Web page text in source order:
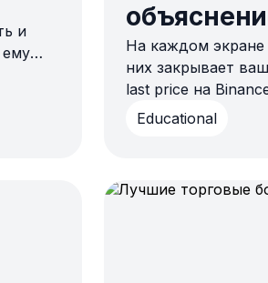
и
ему
На каждом
них закрывает
last price на
шпилька на
Educational